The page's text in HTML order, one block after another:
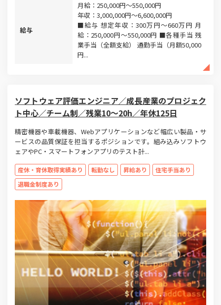
給与
月給：250,000円～550,000円
年収：3,000,000円～6,600,000円
■給与 想定年収：300万円～660万円 月
給：250,000円～550,000円 ■各種手当 残
業手当（全額支給） 通勤手当（月額50,000
円...
ソフトウェア評価エンジニア／成長産業のプロジェク
ト中心／チーム制／残業10～20h／年休125日
精密機器や車載機器、Webアプリケーションなど幅広い製品・サ
ービスの品質保証を担当するポジションです。組み込みソフトウ
ェアやPC・スマートフォンアプリのテスト計...
産休・育休取得実績あり 転勤なし 昇給あり
住宅手当あり
退職金制度あり